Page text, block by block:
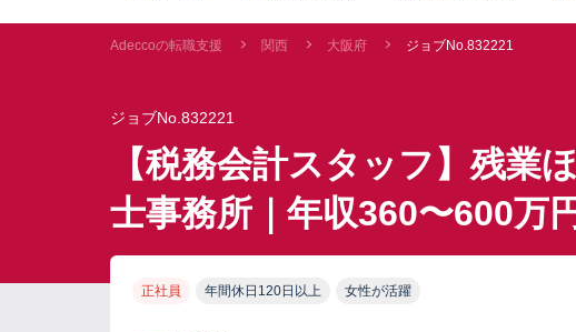
Adeccoの転職支援 関西 大阪府 ジョブNo.832221
ジョブNo.832221
【税務会計スタッフ】残業
士事務所｜年収360〜600万
正社員 年間休日120日以上 女性が活躍